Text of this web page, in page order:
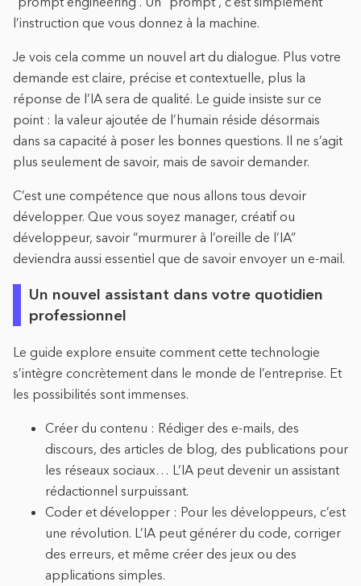
l’instruction que vous donnez à la machine.
Je vois cela comme un nouvel art du dialogue. Plus votre
demande est claire, précise et contextuelle, plus la
réponse de l’IA sera de qualité. Le guide insiste sur ce
point : la valeur ajoutée de l’humain réside désormais
dans sa capacité à poser les bonnes questions. Il ne s’agit
plus seulement de savoir, mais de savoir demander.
C’est une compétence que nous allons tous devoir
développer. Que vous soyez manager, créatif ou
développeur, savoir “murmurer à l’oreille de l’IA”
deviendra aussi essentiel que de savoir envoyer un e-mail.
Un nouvel assistant dans votre quotidien
professionnel
Le guide explore ensuite comment cette technologie
s’intègre concrètement dans le monde de l’entreprise. Et
les possibilités sont immenses.
Créer du contenu : Rédiger des e-mails, des
discours, des articles de blog, des publications pour
les réseaux sociaux… L’IA peut devenir un assistant
rédactionnel surpuissant.
Coder et développer : Pour les développeurs, c’est
une révolution. L’IA peut générer du code, corriger
des erreurs, et même créer des jeux ou des
applications simples.